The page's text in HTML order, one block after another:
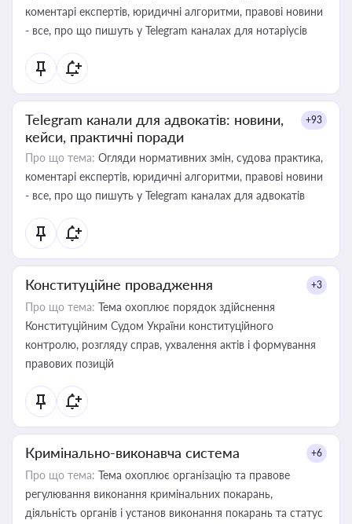
коментарі експертів, юридичні алгоритми, правові новини
- все, про що пишуть у Telegram каналах для нотаріусів
Telegram канали для адвокатів: новини,
кейси, практичні поради
+93
Про що тема: Огляди нормативних змін, судова практика,
коментарі експертів, юридичні алгоритми, правові новини
- все, про що пишуть у Telegram каналах для адвокатів
Конституційне провадження +3
Про що тема: Тема охоплює порядок здійснення
Конституційним Судом України конституційного
контролю, розгляду справ, ухвалення актів і формування
правових позицій
Кримінально-виконавча система +6
Про що тема: Тема охоплює організацію та правове
регулювання виконання кримінальних покарань,
діяльність органів і установ виконання покарань та статус